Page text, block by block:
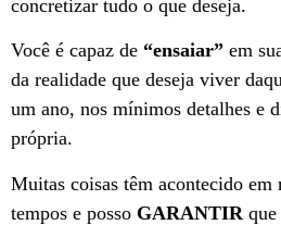
concretizar tudo o que deseja.
Você é capaz de “ensaiar” em
da realidade que deseja viver
um ano, nos mínimos detalhes e
própria.
Muitas coisas têm acontecido
tempos e posso GARANTIR que